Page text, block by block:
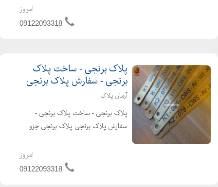
آرمان پلاک را می توان بهترین تولید
کننده پلاک مشخصات در کشور دانست،
امروز
09122093318
پلاک برنجی - ساخت پلاک
برنجی - سفارش پلاک برنجی
آرمان پلاک
پلاک برنجی - ساخت پلاک برنجی -
سفارش پلاک برنجی پلاک برنجی جزو
این نوع پلاک های در ابعاد و اندازه های
مختلفی تولید می شوند و شما می توانید
امروز
09122093318